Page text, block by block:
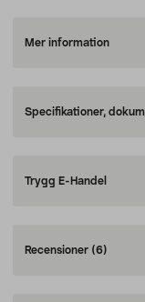
Mer information
Specifikationer,
Trygg E-Handel
Recensioner (6)